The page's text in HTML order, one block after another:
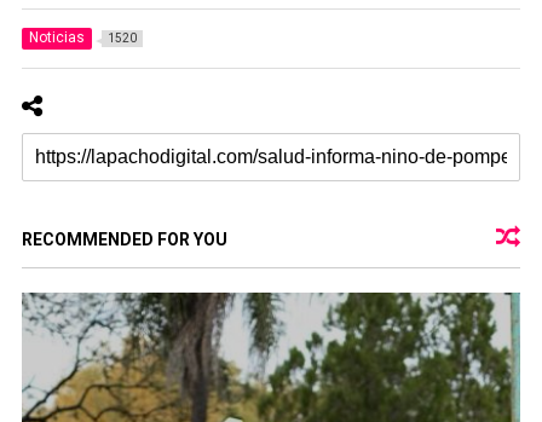
Noticias 1520
RECOMMENDED FOR YOU